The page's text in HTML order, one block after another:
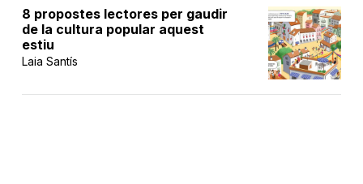
8 propostes lectores per gaudir
de la cultura popular aquest
estiu
Laia Santís